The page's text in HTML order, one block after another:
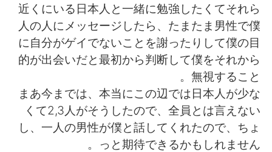
English 简体中文
繁體中文 Español
日本語 한국어
ไทย
近くにいる日本人と一緒に勉強したくてそれら
人の人にメッセージしたら、たまたま男性で僕
に自分がゲイでないことを謝ったりして僕の目
的が出会いだと最初から判断して僕をそれから
無視すること。
まあ今までは、本当にこの辺では日本人が少な
くて2,3人がそうしたので、全員とは言えない
し、一人の男性が僕と話してくれたので、ちょ
っと期待できるかもしれません。